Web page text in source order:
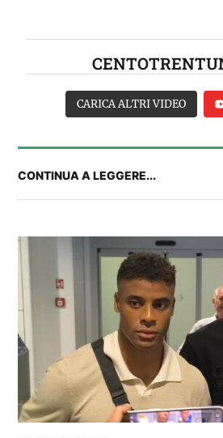
2° TROFEO RIVA | IL POST-
con noi il match tra
CARICA ALTRI VIDEO
CONTINUA A LEGGERE...